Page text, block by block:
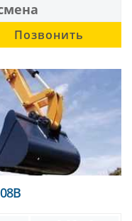
Позвонить